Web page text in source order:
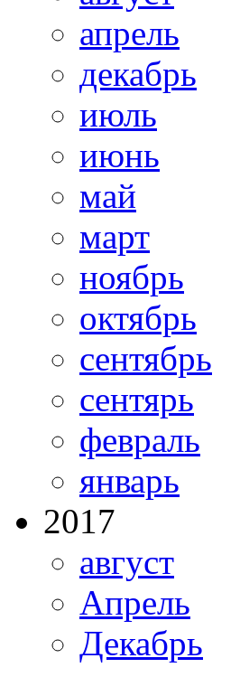
апрель
декабрь
июль
июнь
май
март
ноябрь
октябрь
сентябрь
сентярь
февраль
январь
2017
август
Апрель
Декабрь